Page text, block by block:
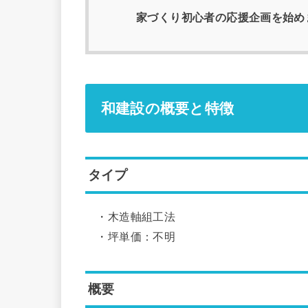
家づくり初心者の応援企画を始め
和建設の概要と特徴
タイプ
・木造軸組工法
・坪単価：不明
概要